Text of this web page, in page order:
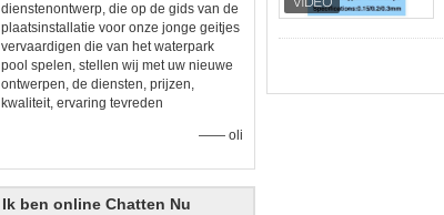
dienstenontwerp, die op de gids van de
plaatsinstallatie voor onze jonge geitjes
vervaardigen die van het waterpark
pool spelen, stellen wij met uw nieuwe
ontwerpen, de diensten, prijzen,
kwaliteit, ervaring tevreden
—— oli
Ik ben online Chatten Nu